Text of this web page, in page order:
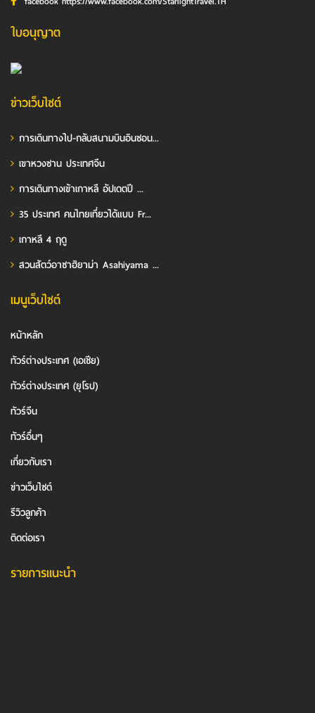
ใบอนุญาต
ข่าวเว็บไซต์
การเดินทางไป-กลับสนามบินอินชอน...
เขาหวงซาน ประเทศจีน
การเดินทางเข้าเกาหลี อัปเดตปี ...
35 ประเทศ คนไทยเที่ยวได้แบบ Fr...
เกาหลี 4 ฤดู
สวนสัตว์อาซาฮิยาม่า Asahiyama ...
เมนูเว็บไซต์
หน้าหลัก
ทัวร์ต่างประเทศ (เอเชีย)
ทัวร์ต่างประเทศ (ยุโรป)
ทัวร์จีน
ทัวร์อื่นๆ
เกี่ยวกับเรา
ข่าวเว็บไซต์
รีวิวลูกค้า
ติดต่อเรา
รายการแนะนำ